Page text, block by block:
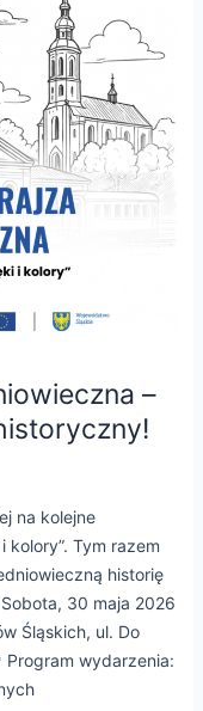
–
na kolejne
kolory”. Tym razem
historię
30 maja 2026
Śląskich, ul. Do
Program wydarzenia: